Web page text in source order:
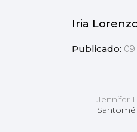
Iria
Publicado: 09
Jennifer
Santomé